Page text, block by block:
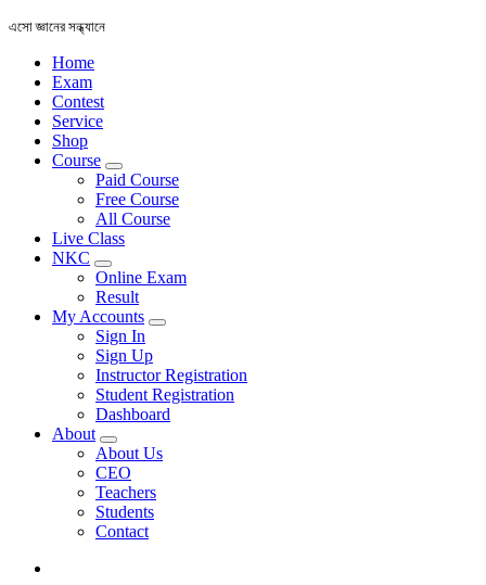
এসো জ্ঞানের সন্ধ্যানে
Home
Exam
Contest
Service
Shop
Course
Paid Course
Free Course
All Course
Live Class
NKC
Online Exam
Result
My Accounts
Sign In
Sign Up
Instructor Registration
Student Registration
Dashboard
About
About Us
CEO
Teachers
Students
Contact